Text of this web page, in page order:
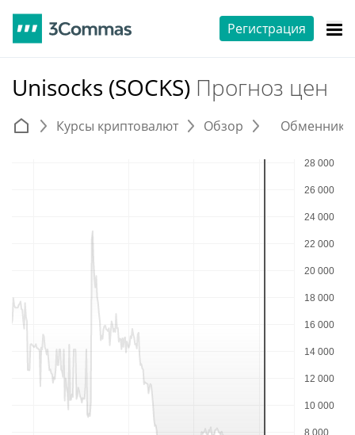
Регистрация
Unisocks (SOCKS) Прогноз цен
Курсы криптовалют Обзор